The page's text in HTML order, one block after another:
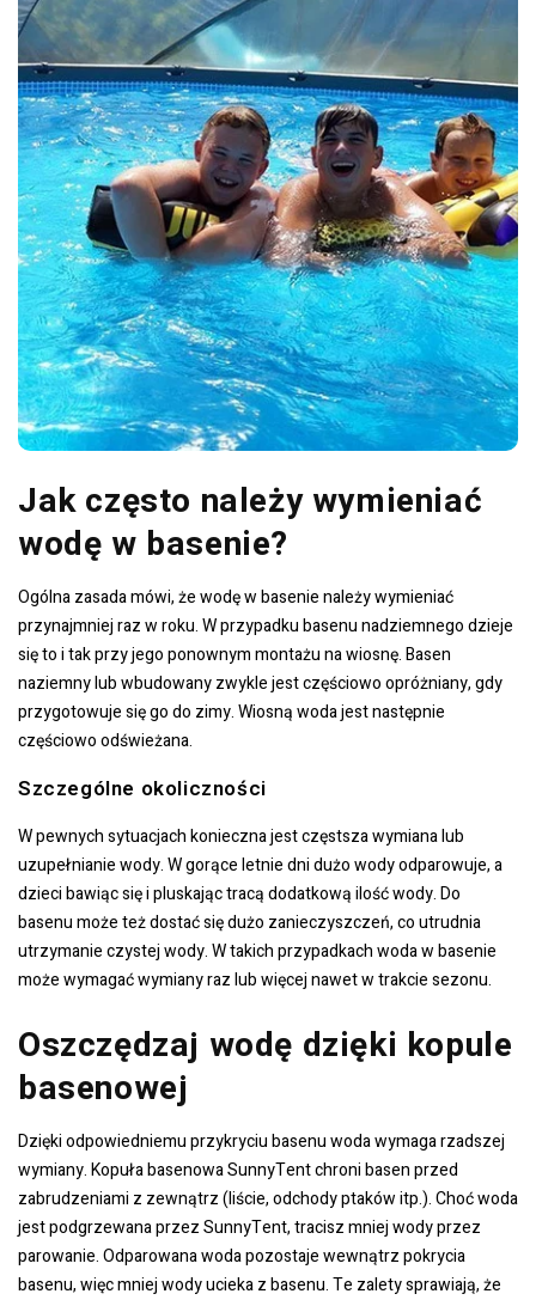
Jak często należy wymieniać
wodę w basenie?
Ogólna zasada mówi, że wodę w basenie należy wymieniać
przynajmniej raz w roku. W przypadku basenu nadziemnego dzieje
się to i tak przy jego ponownym montażu na wiosnę. Basen
naziemny lub wbudowany zwykle jest częściowo opróżniany, gdy
przygotowuje się go do zimy. Wiosną woda jest następnie
częściowo odświeżana.
Szczególne okoliczności
W pewnych sytuacjach konieczna jest częstsza wymiana lub
uzupełnianie wody. W gorące letnie dni dużo wody odparowuje, a
dzieci bawiąc się i pluskając tracą dodatkową ilość wody. Do
basenu może też dostać się dużo zanieczyszczeń, co utrudnia
utrzymanie czystej wody. W takich przypadkach woda w basenie
może wymagać wymiany raz lub więcej nawet w trakcie sezonu.
Oszczędzaj wodę dzięki kopule
basenowej
Dzięki odpowiedniemu przykryciu basenu woda wymaga rzadszej
wymiany. Kopuła basenowa SunnyTent chroni basen przed
zabrudzeniami z zewnątrz (liście, odchody ptaków itp.). Choć woda
jest podgrzewana przez SunnyTent, tracisz mniej wody przez
parowanie. Odparowana woda pozostaje wewnątrz pokrycia
basenu, więc mniej wody ucieka z basenu. Te zalety sprawiają, że